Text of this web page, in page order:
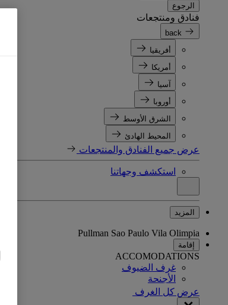
الرجوع
فنادق ومنتجعات
back
أفريقيا
أمريكا
آسيا
أوروبا
الشرق الأوسط
المحيط الهادئ
عرض جميع الفنادق والمنتجعات
استكشف وجهاتنا
المزيد
Pullman Sao Paulo Vila Olimpia
إقامة
ACCOMODATIONS
غرف الضيوف
الأجنحة
عرض كل الغرف